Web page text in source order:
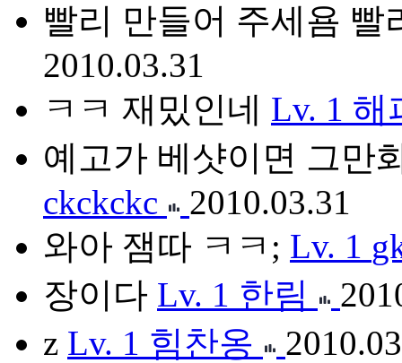
빨리 만들어 주세욤
2010.03.31
ㅋㅋ 재밌인네 Lv. 1 해
예고가 베샷이면 그만
ckckckc
2010.03.31
와아 잼따 ㅋㅋ; Lv. 1
장이다 Lv. 1 한림
z Lv. 1 힘찬옹